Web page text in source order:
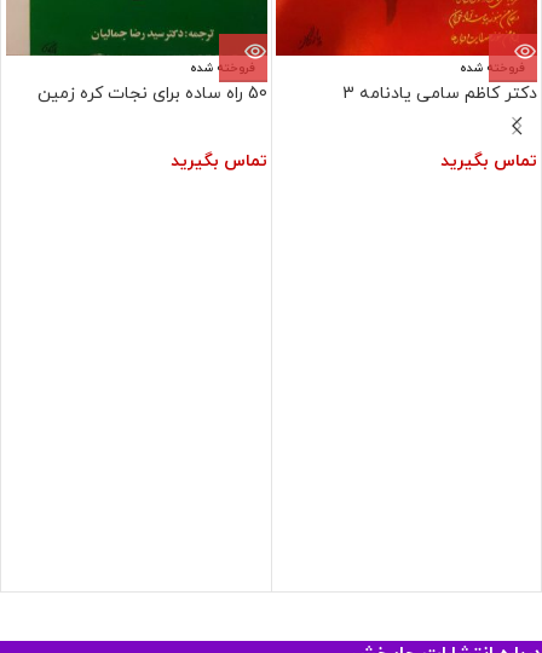
فروخته شده
دکتر کاظم سامی یادنامه 3
تماس بگیرید
فروخته شده
50 راه ساده برای نجات کره زمین
تماس بگیرید